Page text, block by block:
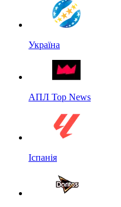
Україна
АПЛ Top News
Іспанія